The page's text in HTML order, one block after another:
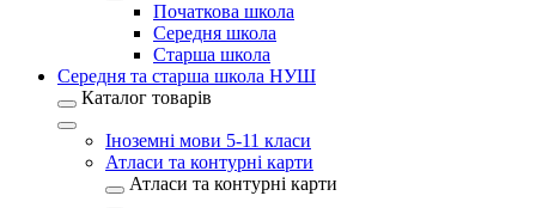
Початкова школа
Середня школа
Старша школа
Середня та старша школа НУШ
Каталог товарів
Іноземні мови 5-11 класи
Атласи та контурні карти
Атласи та контурні карти